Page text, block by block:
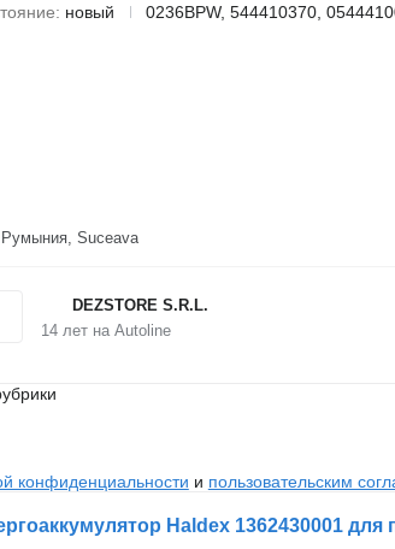
новый 0236BPW, 544410370,
Румыния, Suceava
DEZSTORE S.R.L.
14лет на Autoline
конфиденциальности и пользовательским
Haldex 1362430001 для